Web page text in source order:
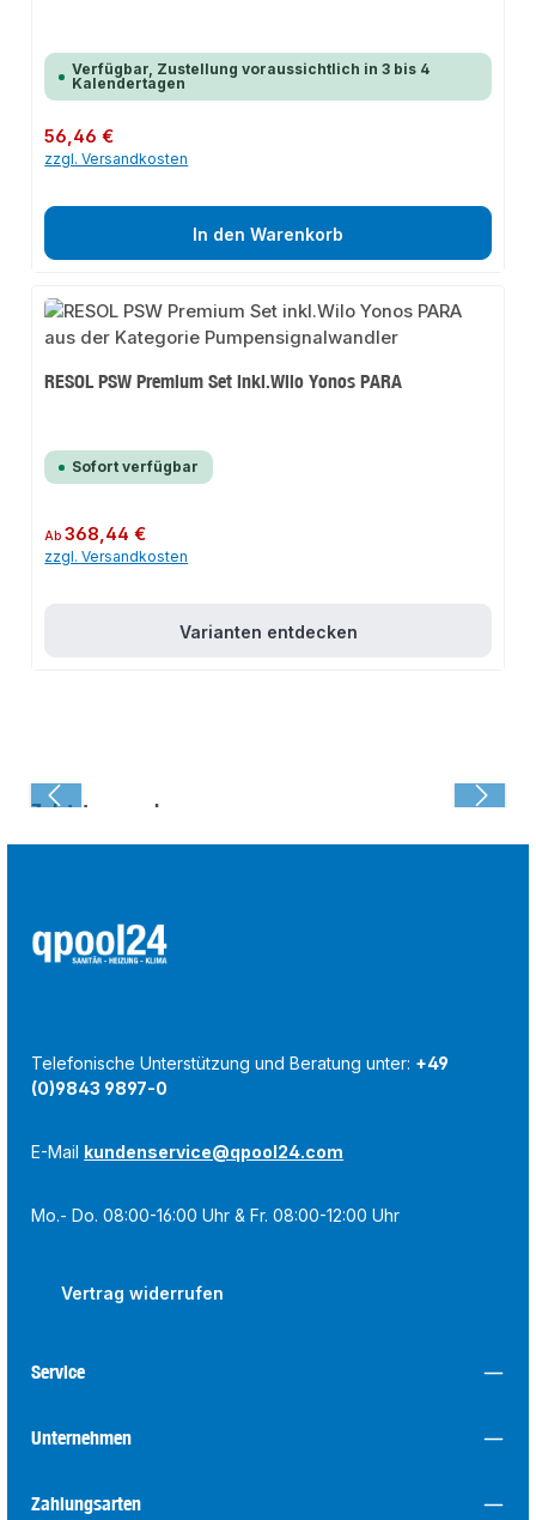
Verfügbar, Zustellung voraussichtlich in 3 bis 4
Kalendertagen
Regulärer Preis:
56,46 €
zzgl. Versandkosten
In den Warenkorb
RESOL PSW Premium Set inkl.Wilo Yonos PARA
Sofort verfügbar
Regulärer Preis:
Ab368,44 €
zzgl. Versandkosten
Varianten entdecken
Zuletzt angesehen:
Telefonische Unterstützung und Beratung unter: +49
(0)9843 9897-0
E-Mail kundenservice@qpool24.com
Mo.- Do. 08:00-16:00 Uhr & Fr. 08:00-12:00 Uhr
Vertrag widerrufen
Service
Unternehmen
Zahlungsarten